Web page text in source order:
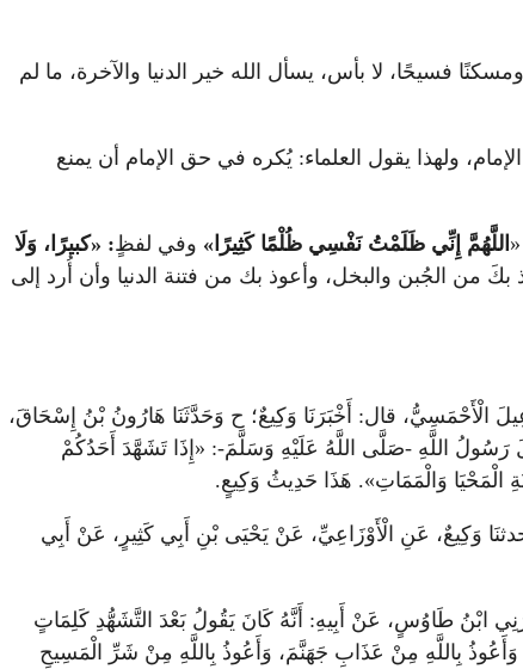
فسيحًا، لا بأس، يسأل الله خير الدنيا والآخرة، ما لم
ولهذا يقول العلماء: يُكره في حق الإمام أن يمنع
اللَّهُمَّ إِنِّي ظَلَمْتُ نَفْسِي ظُلْمًا كَثِيرًا» وفي لفظٍ: «كبيرًا، وَلَا
من الجُبن والبخل، وأعوذ بك من فتنة الدنيا وأن أُرد إلى
الْأَحْمَسِيُّ، قال: أَخْبَرَنَا وَكِيعٌ؛ ح وَحَدَّثَنَا هَارُونُ بْنُ إِسْحَاقَ،
اللَّهِ -صَلَّى اللَّهُ عَلَيْهِ وَسَلَّمَ-: «إِذَا تَشَهَّدَ أَحَدُكُمْ
الْمَحْيَا وَالْمَمَاتِ». هَذَا حَدِيثُ وَكِيعٍ.
وَكِيعٌ، عَنِ الْأَوْزَاعِيِّ، عَنْ يَحْيَى بْنِ أَبِي كَثِيرٍ، عَنْ أَبِي
ابْنُ طَاوُسٍ، عَنْ أَبِيهِ: أَنَّهُ كَانَ يَقُولُ بَعْدَ التَّشَهُّدِ كَلِمَاتٍ
بِاللَّهِ مِنْ عَذَابِ جَهَنَّمَ، وَأَعُوذُ بِاللَّهِ مِنْ شَرِّ الْمَسِيحِ